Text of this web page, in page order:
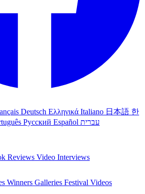
Deutsch Ελληνικά Italiano 日本語 한
Русский Español עברית
Reviews Video Interviews
Winners Galleries Festival Videos